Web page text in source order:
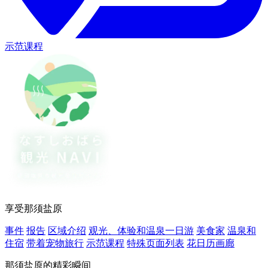
示范课程
享受那须盐原
事件 报告 区域介绍 观光、体验和温泉一日游 美食家 温泉和
住宿 带着宠物旅行 示范课程 特殊页面列表 花日历画廊
那须盐原的精彩瞬间